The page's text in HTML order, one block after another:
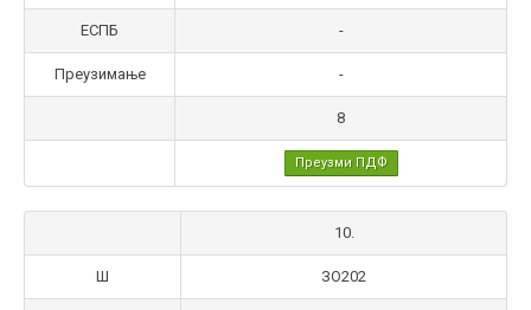
ЕСПБ -
Преузимање -
8
Преузми ПДФ
10.
Ш ЗО202